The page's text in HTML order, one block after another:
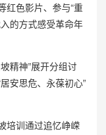
红色影片、参与“重
的方式感受革命年
精神”展开分组讨
安思危、永葆初心”
培训通过追忆峥嵘